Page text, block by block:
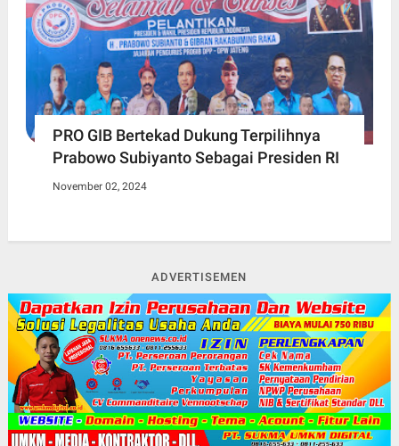
PRO GIB Bertekad Dukung Terpilihnya
Prabowo Subiyanto Sebagai Presiden RI
November 02, 2024
ADVERTISEMEN